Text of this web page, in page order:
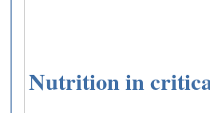
Nutrition in